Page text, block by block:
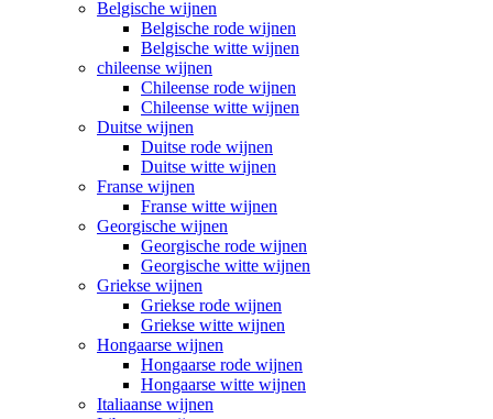
Belgische wijnen
Belgische rode wijnen
Belgische witte wijnen
chileense wijnen
Chileense rode wijnen
Chileense witte wijnen
Duitse wijnen
Duitse rode wijnen
Duitse witte wijnen
Franse wijnen
Franse witte wijnen
Georgische wijnen
Georgische rode wijnen
Georgische witte wijnen
Griekse wijnen
Griekse rode wijnen
Griekse witte wijnen
Hongaarse wijnen
Hongaarse rode wijnen
Hongaarse witte wijnen
Italiaanse wijnen